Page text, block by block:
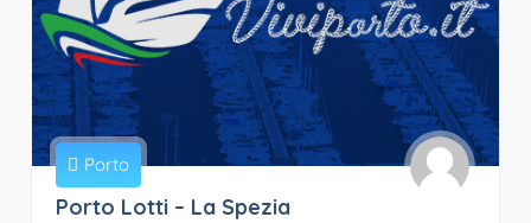
Porto
Porto Lotti – La Spezia